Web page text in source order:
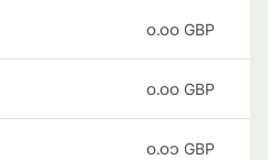
၀.၀၀ GBP
၀.၀၀ GBP
၀.၀၁ GBP